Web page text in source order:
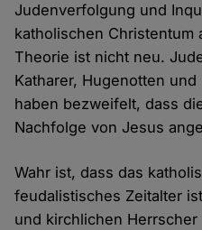
Judenverfolgung und
katholischen Christentum
Theorie ist nicht neu.
Katharer, Hugenotten
haben bezweifelt, dass
Nachfolge von Jesus
Wahr ist, dass das
feudalistisches Zeitalter
und kirchlichen